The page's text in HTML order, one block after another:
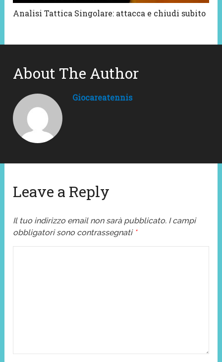
Analisi Tattica Singolare: attacca e chiudi subito
About The Author
Giocareatennis
Leave a Reply
Il tuo indirizzo email non sarà pubblicato. I campi
obbligatori sono contrassegnati *